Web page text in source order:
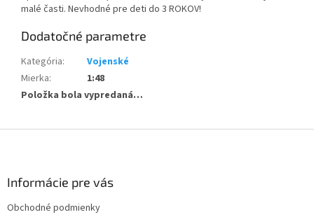
malé časti. Nevhodné pre deti do 3 ROKOV!
Dodatočné parametre
Kategória:
Vojenské
Mierka:
1:48
Položka bola vypredaná…
Informácie pre vás
Obchodné podmienky